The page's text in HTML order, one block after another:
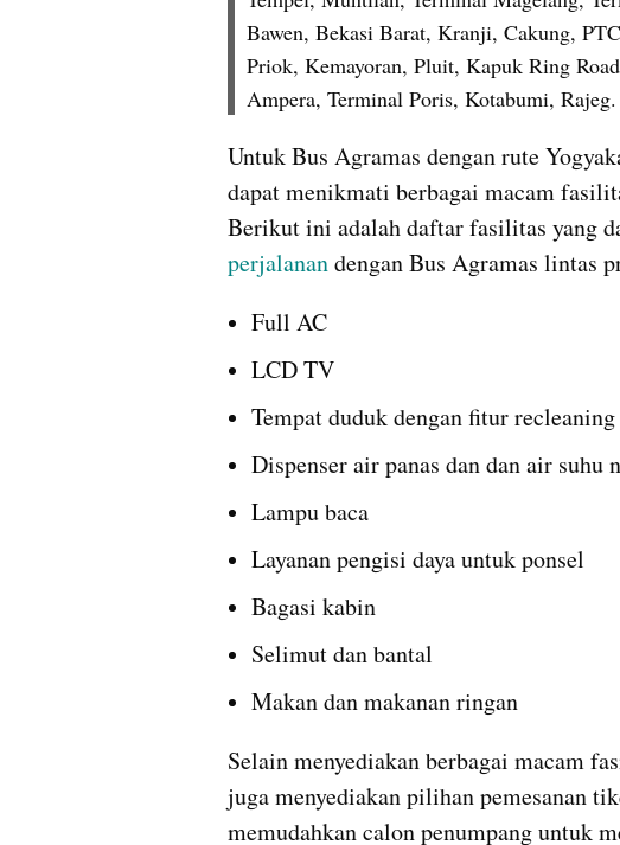
Bawen, Bekasi Barat, Kranji, Cakung,
Priok, Kemayoran, Pluit, Kapuk Ring
Ampera, Terminal Poris, Kotabumi, Rajeg.
Untuk Bus Agramas dengan rute
dapat menikmati berbagai macam
perjalanan dengan Bus Agramas lintas
Full AC
LCD TV
Tempat duduk dengan fitur
Dispenser air panas dan dan air suhu
Lampu baca
Layanan pengisi daya untuk ponsel
Bagasi kabin
Selimut dan bantal
Makan dan makanan ringan
Selain menyediakan berbagai macam
juga menyediakan pilihan pemesanan
memudahkan calon penumpang untuk